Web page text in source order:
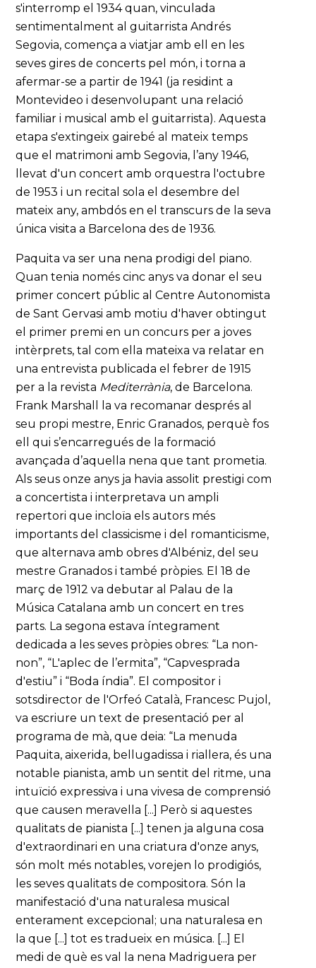
s'interromp el 1934 quan, vinculada
sentimentalment al guitarrista Andrés
Segovia, comença a viatjar amb ell en les
seves gires de concerts pel món, i torna a
afermar-se a partir de 1941 (ja residint a
Montevideo i desenvolupant una relació
familiar i musical amb el guitarrista). Aquesta
etapa s'extingeix gairebé al mateix temps
que el matrimoni amb Segovia, l’any 1946,
llevat d'un concert amb orquestra l'octubre
de 1953 i un recital sola el desembre del
mateix any, ambdós en el transcurs de la seva
única visita a Barcelona des de 1936.
Paquita va ser una nena prodigi del piano.
Quan tenia només cinc anys va donar el seu
primer concert públic al Centre Autonomista
de Sant Gervasi amb motiu d'haver obtingut
el primer premi en un concurs per a joves
intèrprets, tal com ella mateixa va relatar en
una entrevista publicada el febrer de 1915
per a la revista Mediterrània, de Barcelona.
Frank Marshall la va recomanar després al
seu propi mestre, Enric Granados, perquè fos
ell qui s’encarregués de la formació
avançada d’aquella nena que tant prometia.
Als seus onze anys ja havia assolit prestigi com
a concertista i interpretava un ampli
repertori que incloïa els autors més
importants del classicisme i del romanticisme,
que alternava amb obres d'Albéniz, del seu
mestre Granados i també pròpies. El 18 de
març de 1912 va debutar al Palau de la
Música Catalana amb un concert en tres
parts. La segona estava íntegrament
dedicada a les seves pròpies obres: “La non-
non”, “L'aplec de l’ermita”, “Capvesprada
d'estiu” i “Boda índia”. El compositor i
sotsdirector de l'Orfeó Català, Francesc Pujol,
va escriure un text de presentació per al
programa de mà, que deia: “La menuda
Paquita, aixerida, bellugadissa i riallera, és una
notable pianista, amb un sentit del ritme, una
intuïció expressiva i una vivesa de comprensió
que causen meravella [...] Però si aquestes
qualitats de pianista [...] tenen ja alguna cosa
d'extraordinari en una criatura d'onze anys,
són molt més notables, vorejen lo prodigiós,
les seves qualitats de compositora. Són la
manifestació d'una naturalesa musical
enterament excepcional; una naturalesa en
la que [...] tot es tradueix en música. [...] El
medi de què es val la nena Madriguera per